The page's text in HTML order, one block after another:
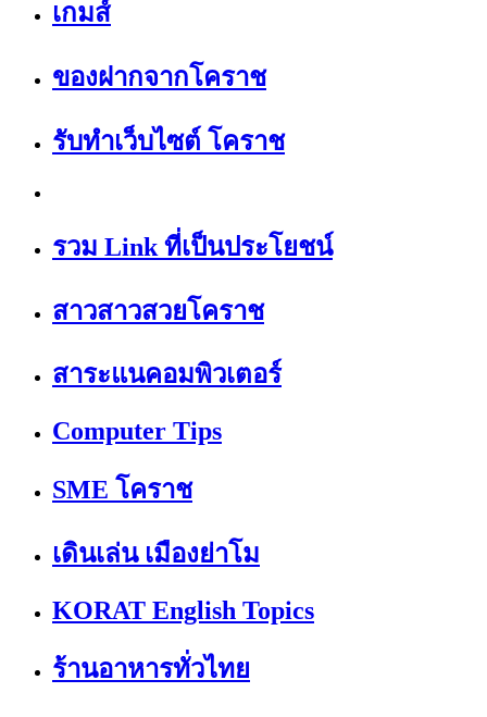
เกมส์
ของฝากจากโคราช
รับทำเว็บไซต์ โคราช
รวม Link ที่เป็นประโยชน์
สาวสาวสวยโคราช
สาระแนคอมพิวเตอร์
Computer Tips
SME โคราช
เดินเล่น เมืองย่าโม
KORAT English Topics
ร้านอาหารทั่วไทย